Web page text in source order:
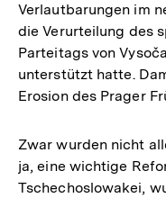
Verlautbarungen im
die Verurteilung des
Parteitags von
unterstützt hatte.
Erosion des Prager
Zwar wurden nicht
ja, eine wichtige
Tschechoslowakei,